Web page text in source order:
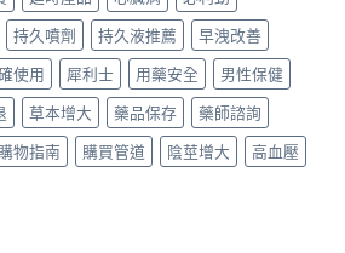
持久噴劑 持久液推薦
早洩改善
使用 犀利士 用藥安全
男性保健
草本增大 藥品保存
藥師諮詢
購物指南 購買管道 陰莖增大 高血壓